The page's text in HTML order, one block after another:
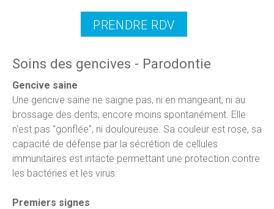
PRENDRE RDV
Soins des gencives - Parodontie
Gencive saine
Une gencive saine ne saigne pas, ni en mangeant, ni au
brossage des dents, encore moins spontanément. Elle
n'est pas "gonflée", ni douloureuse. Sa couleur est rose, sa
capacité de défense par la sécrétion de cellules
immunitaires est intacte permettant une protection contre
les bactéries et les virus.
Premiers signes